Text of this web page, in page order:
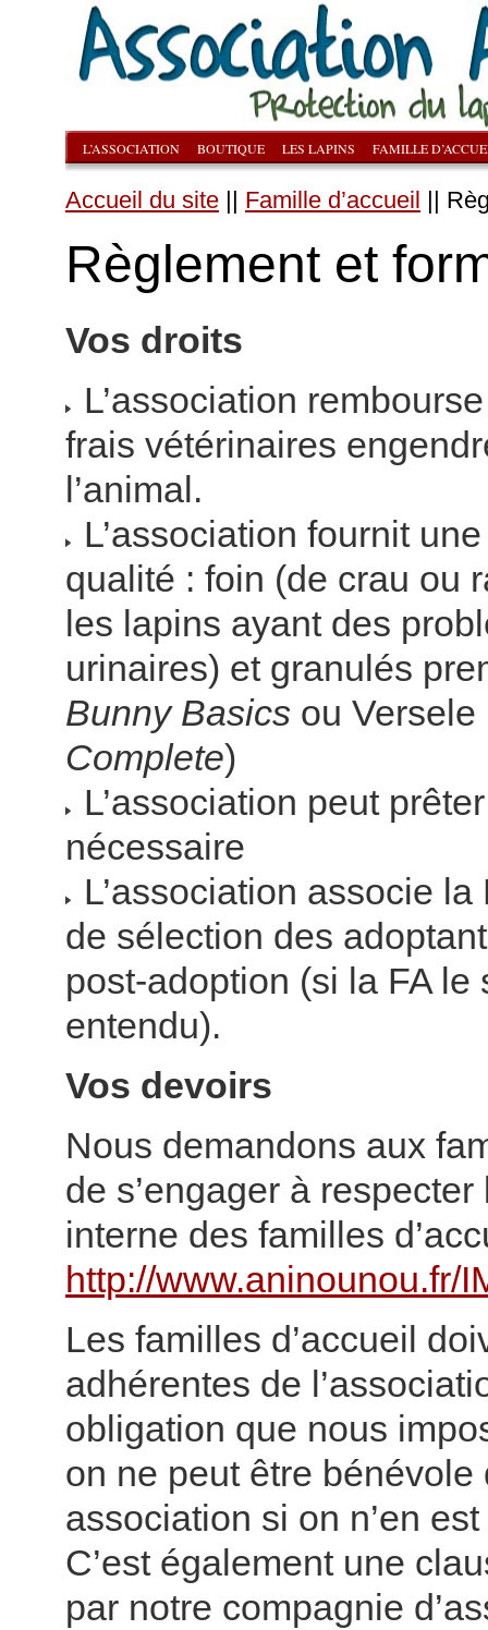
L’ASSOCIATION BOUTIQUE LES LAPINS FAMILLE
Accueil du site || Famille d’accueil ||
Règlement et
Vos droits
L’association
frais vétérinaires
l’animal.
L’association fournit
qualité : foin (de crau ou
les lapins ayant des
urinaires) et granulés
Bunny Basics ou
Complete)
L’association peut
nécessaire
L’association associe la
de sélection des
post-adoption (si la FA le
entendu).
Vos devoirs
Nous demandons aux
de s’engager à
interne des familles
http://www.aninounou.fr/
Les familles d’accueil
adhérentes de
obligation que nous
on ne peut être bénévole
association si on n’en
C’est également une
par notre compagnie